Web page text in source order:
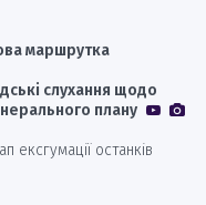
маршрутка
слухання щодо
плану
ексгумації останків